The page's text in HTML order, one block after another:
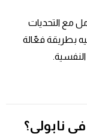
مع التحديات
بطريقة فعّالة